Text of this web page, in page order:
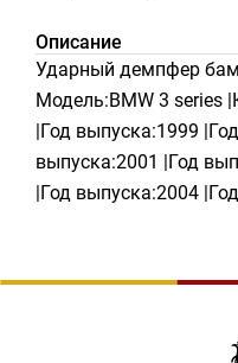
Описание
Ударный демпфер
Модель:BMW 3 series
|Год выпуска:1999
выпуска:2001 |Год
|Год выпуска:2004